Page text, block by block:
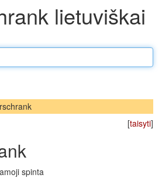
lietuviškai
[taisyti]
spinta